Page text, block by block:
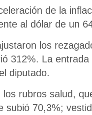
de la
al dólar de un
los
312%. La
diputado.
rubros salud,
subió 70,3%;